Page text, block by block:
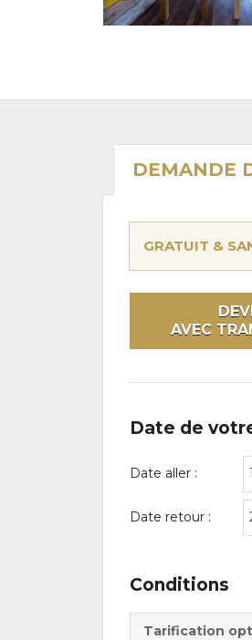
DEMANDE
GRATUIT &
AVEC
Date de
Date aller :
Date retour :
Conditions
Tarification